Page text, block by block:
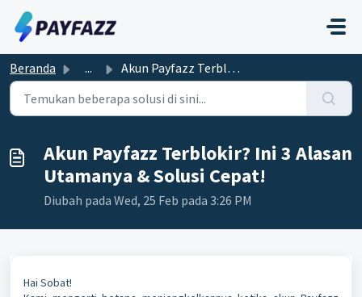
Lewatkan ke konten utama
Beranda ... Akun Payfazz Terblokir? Ini 3 Alasan Utamanya & Solus...
Akun Payfazz Terblokir? Ini 3 Alasan
Utamanya & Solusi Cepat!
Diubah pada Wed, 25 Feb pada 3:26 PM
Hai Sobat!